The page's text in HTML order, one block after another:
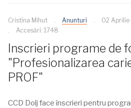
Cristina Mihut Anunturi
02 Aprilie
Accesări: 1748
Inscrieri programe de
"Profesionalizarea
PROF"
CCD Dolj face înscrieri pentru